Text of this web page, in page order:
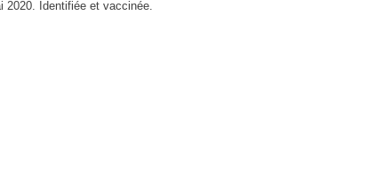
2020. Identifiée et vaccinée.